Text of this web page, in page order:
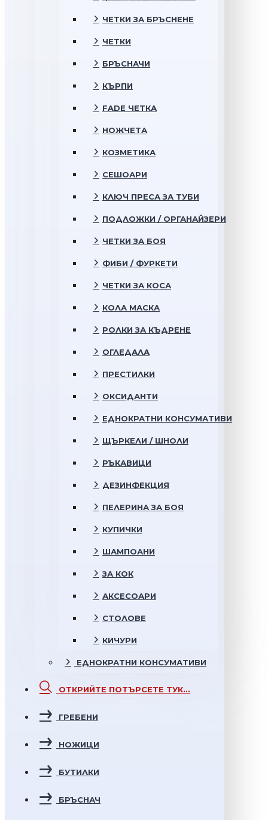
ЧЕТКИ ЗА БРЪСНЕНЕ
ЧЕТКИ
БРЪСНАЧИ
КЪРПИ
FADE ЧЕТКА
НОЖЧЕТА
КОЗМЕТИКА
СЕШОАРИ
КЛЮЧ ПРЕСА ЗА ТУБИ
ПОДЛОЖКИ / ОРГАНАЙЗЕРИ
ЧЕТКИ ЗА БОЯ
ФИБИ / ФУРКЕТИ
ЧЕТКИ ЗА КОСА
КОЛА МАСКА
РОЛКИ ЗА КЪДРЕНЕ
ОГЛЕДАЛА
ПРЕСТИЛКИ
ОКСИДАНТИ
ЕДНОКРАТНИ КОНСУМАТИВИ
ЩЪРКЕЛИ / ШНОЛИ
РЪКАВИЦИ
ДЕЗИНФЕКЦИЯ
ПЕЛЕРИНА ЗА БОЯ
КУПИЧКИ
ШАМПОАНИ
ЗА КОК
АКСЕСОАРИ
СТОЛОВЕ
КИЧУРИ
ЕДНОКРАТНИ КОНСУМАТИВИ
ОТКРИЙТЕ ПОТЪРСЕТЕ ТУК...
ГРЕБЕНИ
НОЖИЦИ
БУТИЛКИ
БРЪСНАЧ